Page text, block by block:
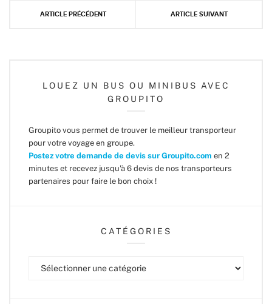
ARTICLE PRÉCÉDENT ARTICLE SUIVANT
LOUEZ UN BUS OU MINIBUS AVEC
GROUPITO
Groupito vous permet de trouver le meilleur transporteur
pour votre voyage en groupe.
Postez votre demande de devis sur Groupito.com en 2
minutes et recevez jusqu'à 6 devis de nos transporteurs
partenaires pour faire le bon choix !
CATÉGORIES